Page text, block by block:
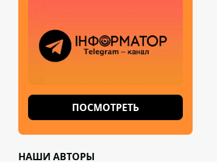
ПОСМОТРЕТЬ
НАШИ АВТОРЫ